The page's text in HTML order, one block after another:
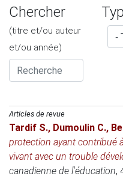
Chercher
(titre et/ou auteur
et/ou année)
Articles de revue
Tardif S., Dumoulin C.,
protection ayant contribué
vivant avec un trouble
canadienne de l'éducation,